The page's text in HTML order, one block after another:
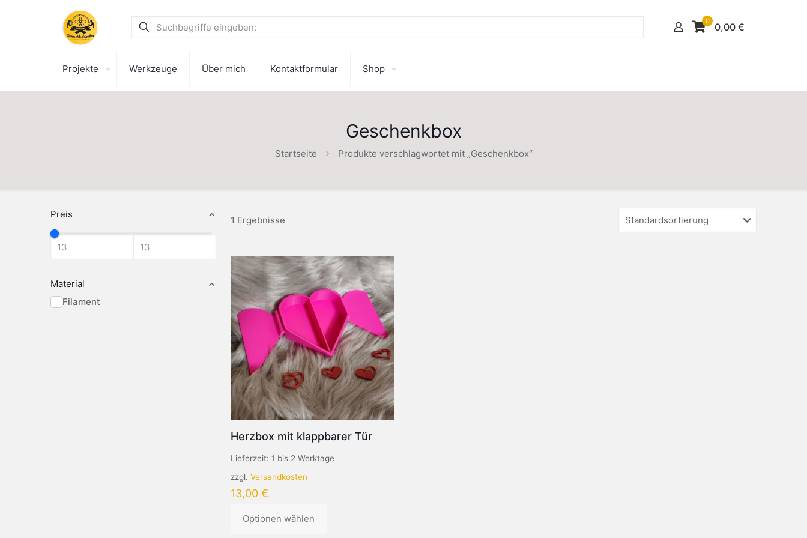
0 0,00 €
Projekte Werkzeuge Über mich Kontaktformular Shop
Geschenkbox
Startseite Produkte verschlagwortet mit „Geschenkbox“
Preis
Material
Filament
1 Ergebnisse
Herzbox mit klappbarer Tür
Lieferzeit: 1 bis 2 Werktage
zzgl. Versandkosten
13,00 €
Optionen wählen